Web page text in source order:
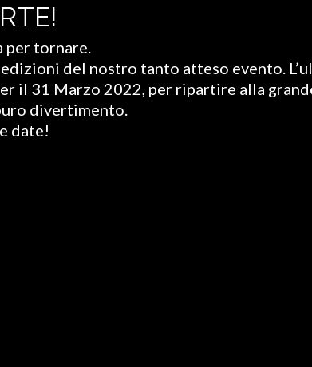
per tornare.
del nostro tanto atteso evento.
il 31 Marzo 2022, per ripartire alla
divertimento.
date!